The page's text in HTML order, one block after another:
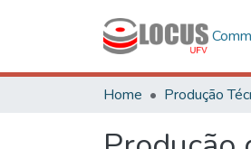
Home Produção